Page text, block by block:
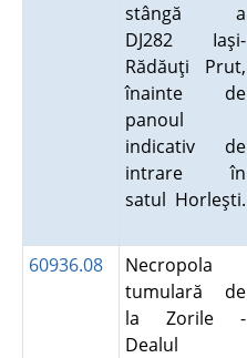
stângă a
DJ282 Iaşi-
Rădăuţi Prut,
înainte de
panoul
indicativ de
intrare în
satul Horleşti.
60936.08
Necropola
tumulară de
la Zorile -
Dealul